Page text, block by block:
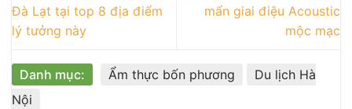
Đà Lạt tại top 8 địa điểm
lý tưởng này
mẩn giai điệu Acoustic
mộc mạc
Danh mục: Ẩm thực bốn phương
Du lịch Hà
Nội